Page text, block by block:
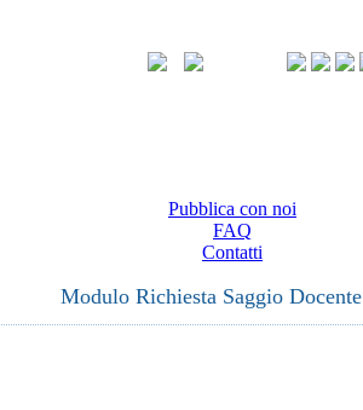
Pubblica con noi
FAQ
Contatti
Modulo Richiesta Saggio Docente